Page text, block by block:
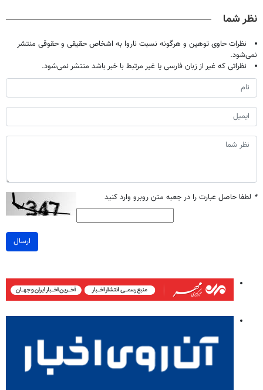
نظر شما
نظرات حاوی توهین و هرگونه نسبت ناروا به اشخاص حقیقی و حقوقی منتشر
نمی‌شود.
نظراتی که غیر از زبان فارسی یا غیر مرتبط با خبر باشد منتشر نمی‌شود.
* لطفا حاصل عبارت را در جعبه متن روبرو وارد کنید
ارسال